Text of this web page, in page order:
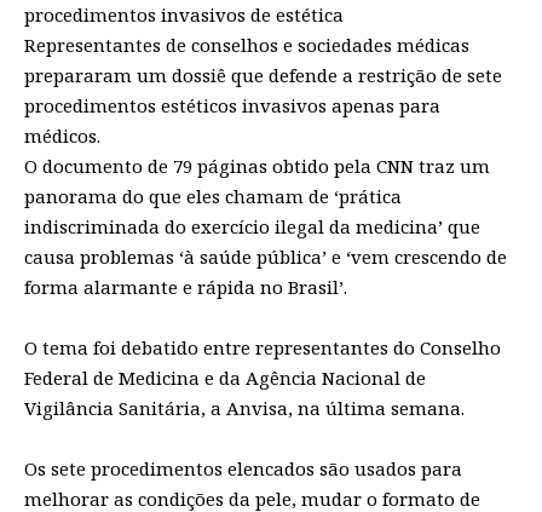
procedimentos invasivos de estética
Representantes de conselhos e sociedades médicas
prepararam um dossiê que defende a restrição de sete
procedimentos estéticos invasivos apenas para
médicos.
O documento de 79 páginas obtido pela CNN traz um
panorama do que eles chamam de ‘prática
indiscriminada do exercício ilegal da medicina’ que
causa problemas ‘à saúde pública’ e ‘vem crescendo de
forma alarmante e rápida no Brasil’.
O tema foi debatido entre representantes do Conselho
Federal de Medicina e da Agência Nacional de
Vigilância Sanitária, a Anvisa, na última semana.
Os sete procedimentos elencados são usados para
melhorar as condições da pele, mudar o formato de